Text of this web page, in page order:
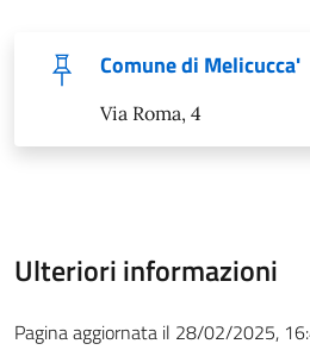
Comune di Melicucca'
Via Roma, 4
Ulteriori informazioni
Pagina aggiornata il 28/02/2025,